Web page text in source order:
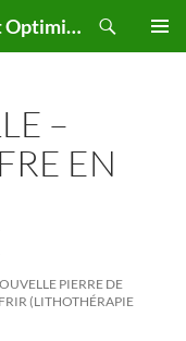
Chimie Naturelle : Comprendre et Optimiser le Corps Humain Naturellement
–
EN
PIERRE DE
(LITHOTHÉRAPIE